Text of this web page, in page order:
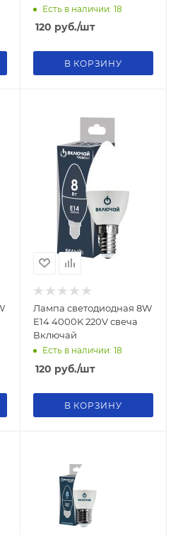
Есть в наличии: 18
120 руб./шт
В КОРЗИНУ
Лампа светодиодная 8W
E14 4000K 220V свеча
Включай
Есть в наличии: 18
120 руб./шт
В КОРЗИНУ